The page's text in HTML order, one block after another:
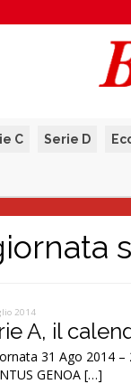
C Serie D
2014
A, il
31 Ago 2014 –
GENOA […]